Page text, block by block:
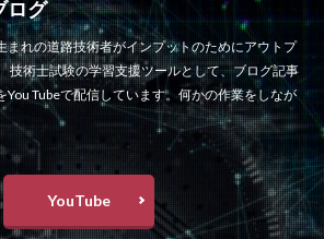
ログ
まれの道路技術者がインプットのためにアウトプ
技術士試験の学習支援ツールとして、ブログ記事
You Tubeで配信しています。何かの作業をしなが
YouTube